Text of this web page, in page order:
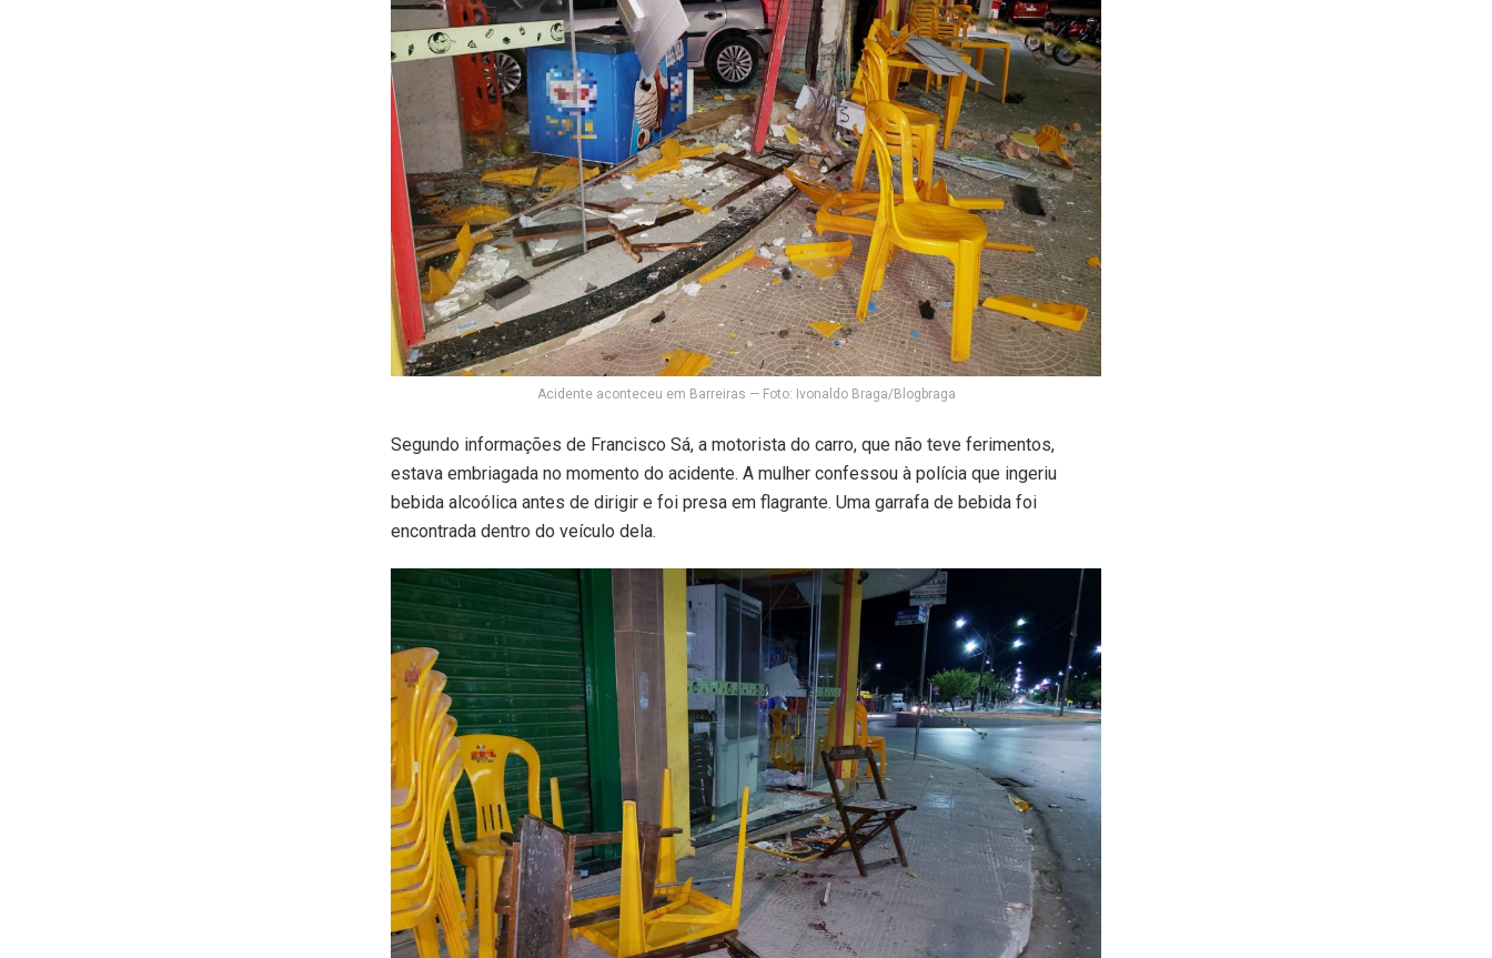
Acidente aconteceu em Barreiras — Foto: Ivonaldo Braga/Blogbraga
Segundo informações de Francisco Sá, a motorista do carro, que não teve ferimentos,
estava embriagada no momento do acidente. A mulher confessou à polícia que ingeriu
bebida alcoólica antes de dirigir e foi presa em flagrante. Uma garrafa de bebida foi
encontrada dentro do veículo dela.